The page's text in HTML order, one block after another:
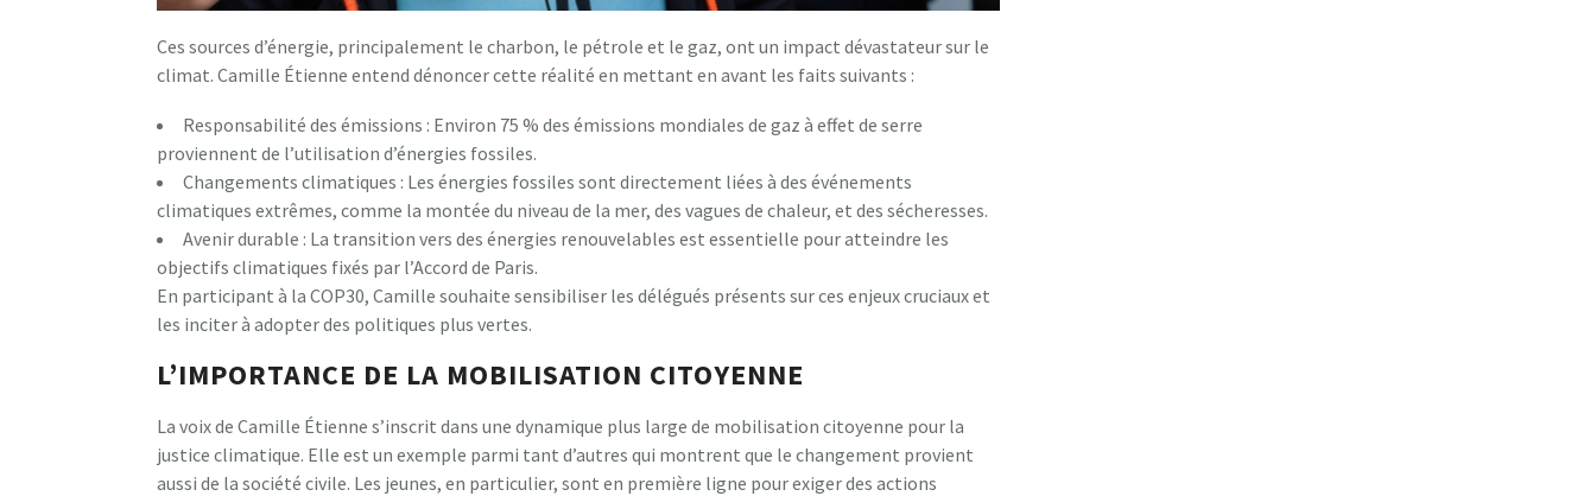
Ces sources d’énergie, principalement le charbon, le pétrole et le gaz, ont un impact dévastateur sur le
climat. Camille Étienne entend dénoncer cette réalité en mettant en avant les faits suivants :
Responsabilité des émissions : Environ 75 % des émissions mondiales de gaz à effet de serre
proviennent de l’utilisation d’énergies fossiles.
Changements climatiques : Les énergies fossiles sont directement liées à des événements
climatiques extrêmes, comme la montée du niveau de la mer, des vagues de chaleur, et des sécheresses.
Avenir durable : La transition vers des énergies renouvelables est essentielle pour atteindre les
objectifs climatiques fixés par l’Accord de Paris.
En participant à la COP30, Camille souhaite sensibiliser les délégués présents sur ces enjeux cruciaux et
les inciter à adopter des politiques plus vertes.
L’IMPORTANCE DE LA MOBILISATION CITOYENNE
La voix de Camille Étienne s’inscrit dans une dynamique plus large de mobilisation citoyenne pour la
justice climatique. Elle est un exemple parmi tant d’autres qui montrent que le changement provient
aussi de la société civile. Les jeunes, en particulier, sont en première ligne pour exiger des actions